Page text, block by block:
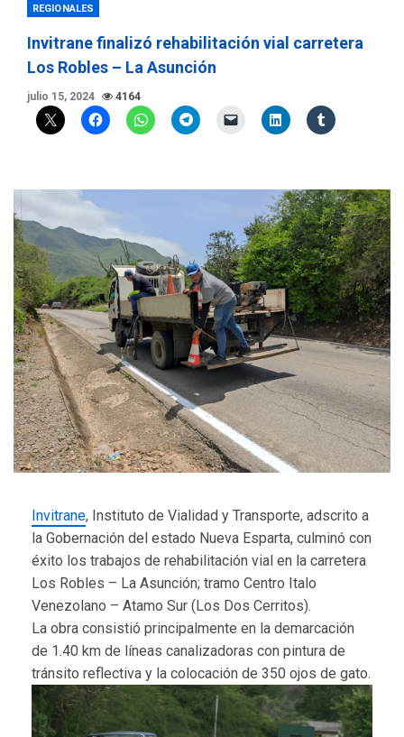
REGIONALES
Invitrane finalizó rehabilitación vial carretera
Los Robles – La Asunción
julio 15, 2024 4164
Invitrane, Instituto de Vialidad y Transporte, adscrito a
la Gobernación del estado Nueva Esparta, culminó con
éxito los trabajos de rehabilitación vial en la carretera
Los Robles – La Asunción; tramo Centro Italo
Venezolano – Atamo Sur (Los Dos Cerritos).
La obra consistió principalmente en la demarcación
de 1.40 km de líneas canalizadoras con pintura de
tránsito reflectiva y la colocación de 350 ojos de gato.